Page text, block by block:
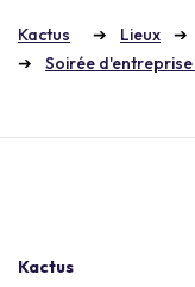
Kactus Lieux
Soirée
Kactus